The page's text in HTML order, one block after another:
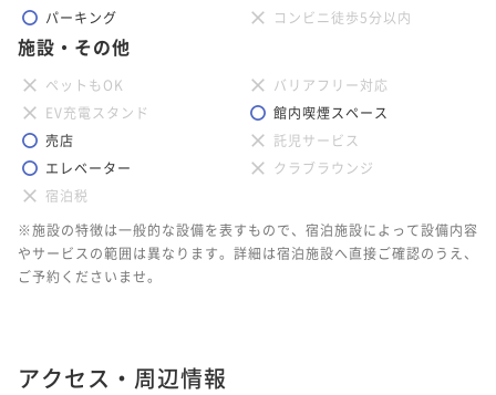
パーキング
コンビニ徒歩5分以内
施設・その他
ペットもOK
バリアフリー対応
EV充電スタンド
館内喫煙スペース
売店
託児サービス
エレベーター
クラブラウンジ
宿泊税
※施設の特徴は一般的な設備を表すもので、宿泊施設によって設備内容
やサービスの範囲は異なります。詳細は宿泊施設へ直接ご確認のうえ、
ご予約くださいませ。
アクセス・周辺情報